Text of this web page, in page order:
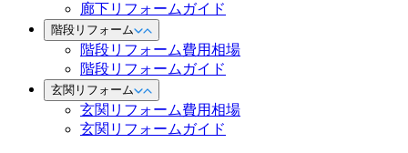
廊下リフォームガイド
階段リフォーム
階段リフォーム費用相場
階段リフォームガイド
玄関リフォーム
玄関リフォーム費用相場
玄関リフォームガイド